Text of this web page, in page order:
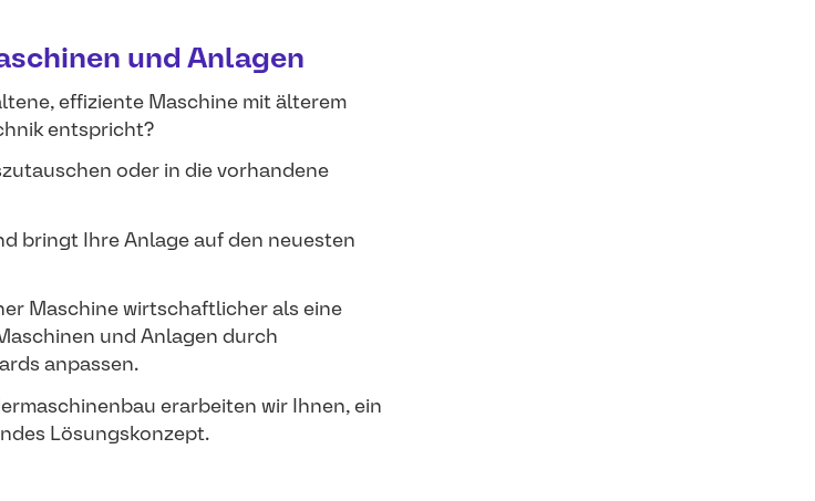
und Anlagen
effiziente Maschine mit älterem
entspricht?
oder in die vorhandene
bringt Ihre Anlage auf den neuesten
Maschine wirtschaftlicher als eine
und Anlagen durch
anpassen.
erarbeiten wir Ihnen, ein
Lösungskonzept.